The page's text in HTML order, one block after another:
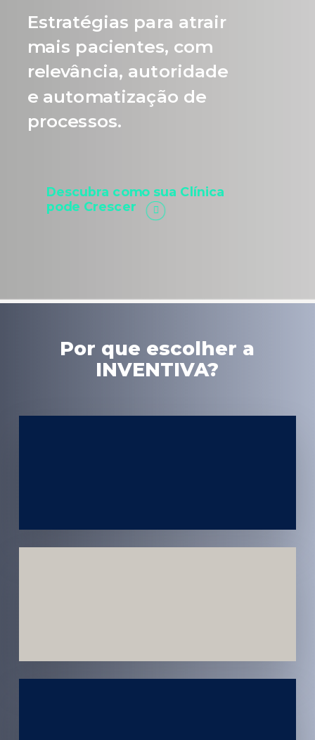
Estratégias para atrair
mais pacientes, com
relevância, autoridade
e automatização de
processos.
Descubra como sua Clínica
pode Crescer
Por que escolher a
INVENTIVA?